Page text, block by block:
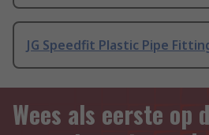
JG Speedfit Plastic Pipe
Wees als eerste op